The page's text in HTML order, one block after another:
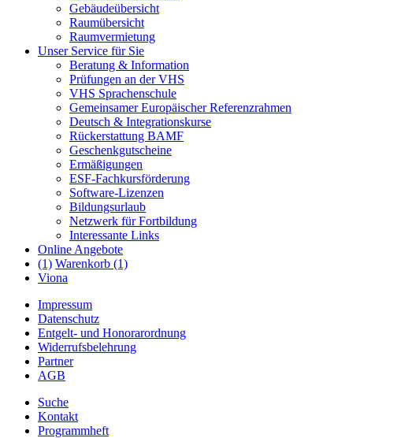
Gebäudeübersicht
Raumübersicht
Raumvermietung
Unser Service für Sie
Beratung & Information
Prüfungen an der VHS
VHS Sprachenschule
Gemeinsamer Europäischer Referenzrahmen
Deutsch & Integrationskurse
Rückerstattung BAMF
Geschenkgutscheine
Ermäßigungen
ESF-Fachkursförderung
Software-Lizenzen
Bildungsurlaub
Netzwerk für Fortbildung
Interessante Links
Online Angebote
(1) Warenkorb (1)
Viona
Impressum
Datenschutz
Entgelt- und Honorarordnung
Widerrufsbelehrung
Partner
AGB
Suche
Kontakt
Programmheft